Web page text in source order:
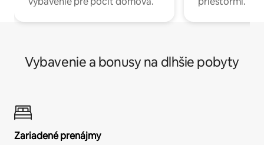
Vybavenie a bonusy na dlhšie pobyty
Zariadené prenájmy